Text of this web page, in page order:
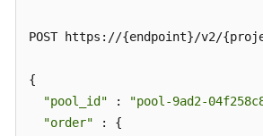
Execution
POST https://{endpoint}/v2/
{
"pool_id" :
"pool-9ad2-
"order" : {